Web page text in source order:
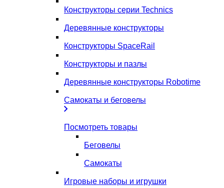
Конструкторы серии Technics
Деревянные конструкторы
Конструкторы SpaceRail
Конструкторы и пазлы
Деревянные конструкторы Robotime
Самокаты и беговелы
Посмотреть товары
Беговелы
Самокаты
Игровые наборы и игрушки